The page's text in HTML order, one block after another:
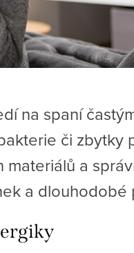
na spaní
či zbytky
a
a dlouhodobé